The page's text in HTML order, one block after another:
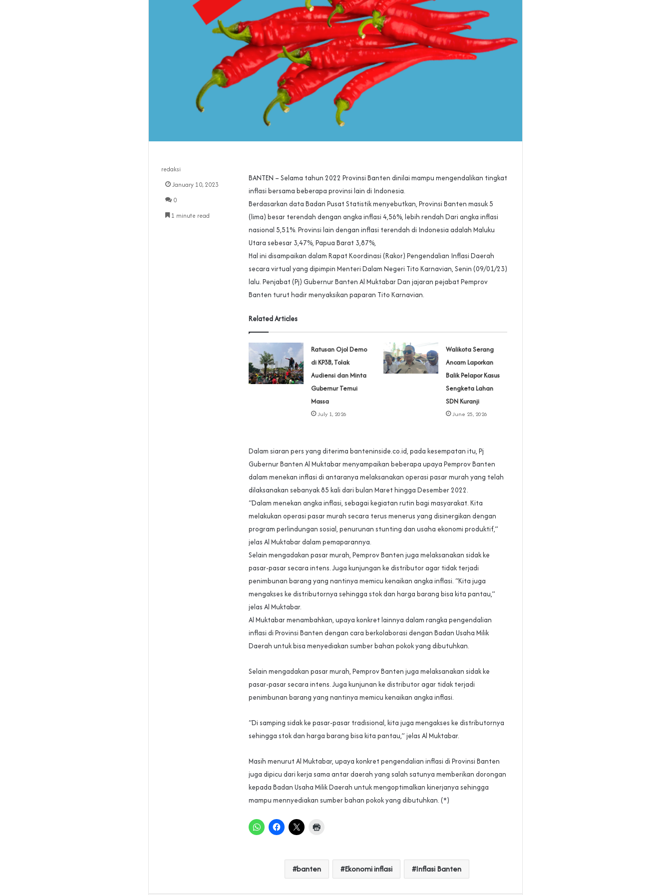
BANTEN – Selama tahun 2022 Provinsi Banten dinilai mampu mengendalikan tingkat
inflasi bersama beberapa provinsi lain di Indonesia.
Berdasarkan data Badan Pusat Statistik menyebutkan, Provinsi Banten masuk 5
(lima) besar terendah dengan angka inflasi 4,56%, lebih rendah Dari angka inflasi
nasional 5,51%. Provinsi lain dengan inflasi terendah di Indonesia adalah Maluku
Utara sebesar 3,47%, Papua Barat 3,87%,
Hal ini disampaikan dalam Rapat Koordinasi (Rakor) Pengendalian Inflasi Daerah
secara virtual yang dipimpin Menteri Dalam Negeri Tito Karnavian, Senin (09/01/23)
lalu. Penjabat (Pj) Gubernur Banten Al Muktabar Dan jajaran pejabat Pemprov
Banten turut hadir menyaksikan paparan Tito Karnavian.
Related Articles
‎Ratusan Ojol Demo
di KP3B, Tolak
Audiensi dan Minta
Gubernur Temui
Massa
July 1, 2026
Walikota Serang
Ancam Laporkan
Balik Pelapor Kasus
Sengketa Lahan
SDN Kuranji‎
June 25, 2026
Dalam siaran pers yang diterima banteninside.co.id, pada kesempatan itu, Pj
Gubernur Banten Al Muktabar menyampaikan beberapa upaya Pemprov Banten
dalam menekan inflasi di antaranya melaksanakan operasi pasar murah yang telah
dilaksanakan sebanyak 85 kali dari bulan Maret hingga Desember 2022.
“Dalam menekan angka inflasi, sebagai kegiatan rutin bagi masyarakat. Kita
melakukan operasi pasar murah secara terus menerus yang disinergikan dengan
program perlindungan sosial, penurunan stunting dan usaha ekonomi produktif,”
jelas Al Muktabar dalam pemaparannya.
Selain mengadakan pasar murah, Pemprov Banten juga melaksanakan sidak ke
pasar-pasar secara intens. Juga kunjungan ke distributor agar tidak terjadi
penimbunan barang yang nantinya memicu kenaikan angka inflasi. “Kita juga
mengakses ke distributornya sehingga stok dan harga barang bisa kita pantau,”
jelas Al Muktabar.
Al Muktabar menambahkan, upaya konkret lainnya dalam rangka pengendalian
inflasi di Provinsi Banten dengan cara berkolaborasi dengan Badan Usaha Milik
Daerah untuk bisa menyediakan sumber bahan pokok yang dibutuhkan.
Selain mengadakan pasar murah, Pemprov Banten juga melaksanakan sidak ke
pasar-pasar secara intens. Juga kunjunan ke distributor agar tidak terjadi
penimbunan barang yang nantinya memicu kenaikan angka inflasi.
“Di samping sidak ke pasar-pasar tradisional, kita juga mengakses ke distributornya
sehingga stok dan harga barang bisa kita pantau,” jelas Al Muktabar.
Masih menurut Al Muktabar, upaya konkret pengendalian inflasi di Provinsi Banten
juga dipicu dari kerja sama antar daerah yang salah satunya memberikan dorongan
kepada Badan Usaha Milik Daerah untuk mengoptimalkan kinerjanya sehingga
mampu mennyediakan sumber bahan pokok yang dibutuhkan. (*)
banten Ekonomi inflasi Inflasi Banten
redaksi
January 10, 2023
0
1 minute read